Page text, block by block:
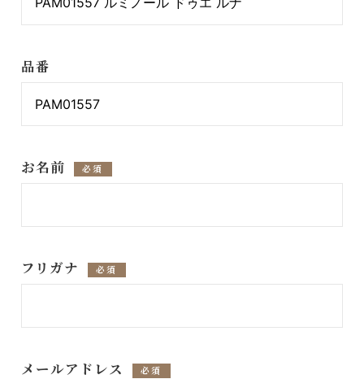
品番
お名前 必須
フリガナ 必須
メールアドレス 必須